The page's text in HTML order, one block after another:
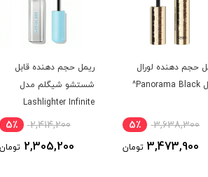
ریمل حجم دهنده قابل
شستشو شیگلم مدل
Tubing^
2,414,200 5٪
2,305,200 تومان
ریمل حجم دهنده و
دهنده شیگلم مدل
Lashlighter Up & Out^
2,414,200 4٪
2,324,600